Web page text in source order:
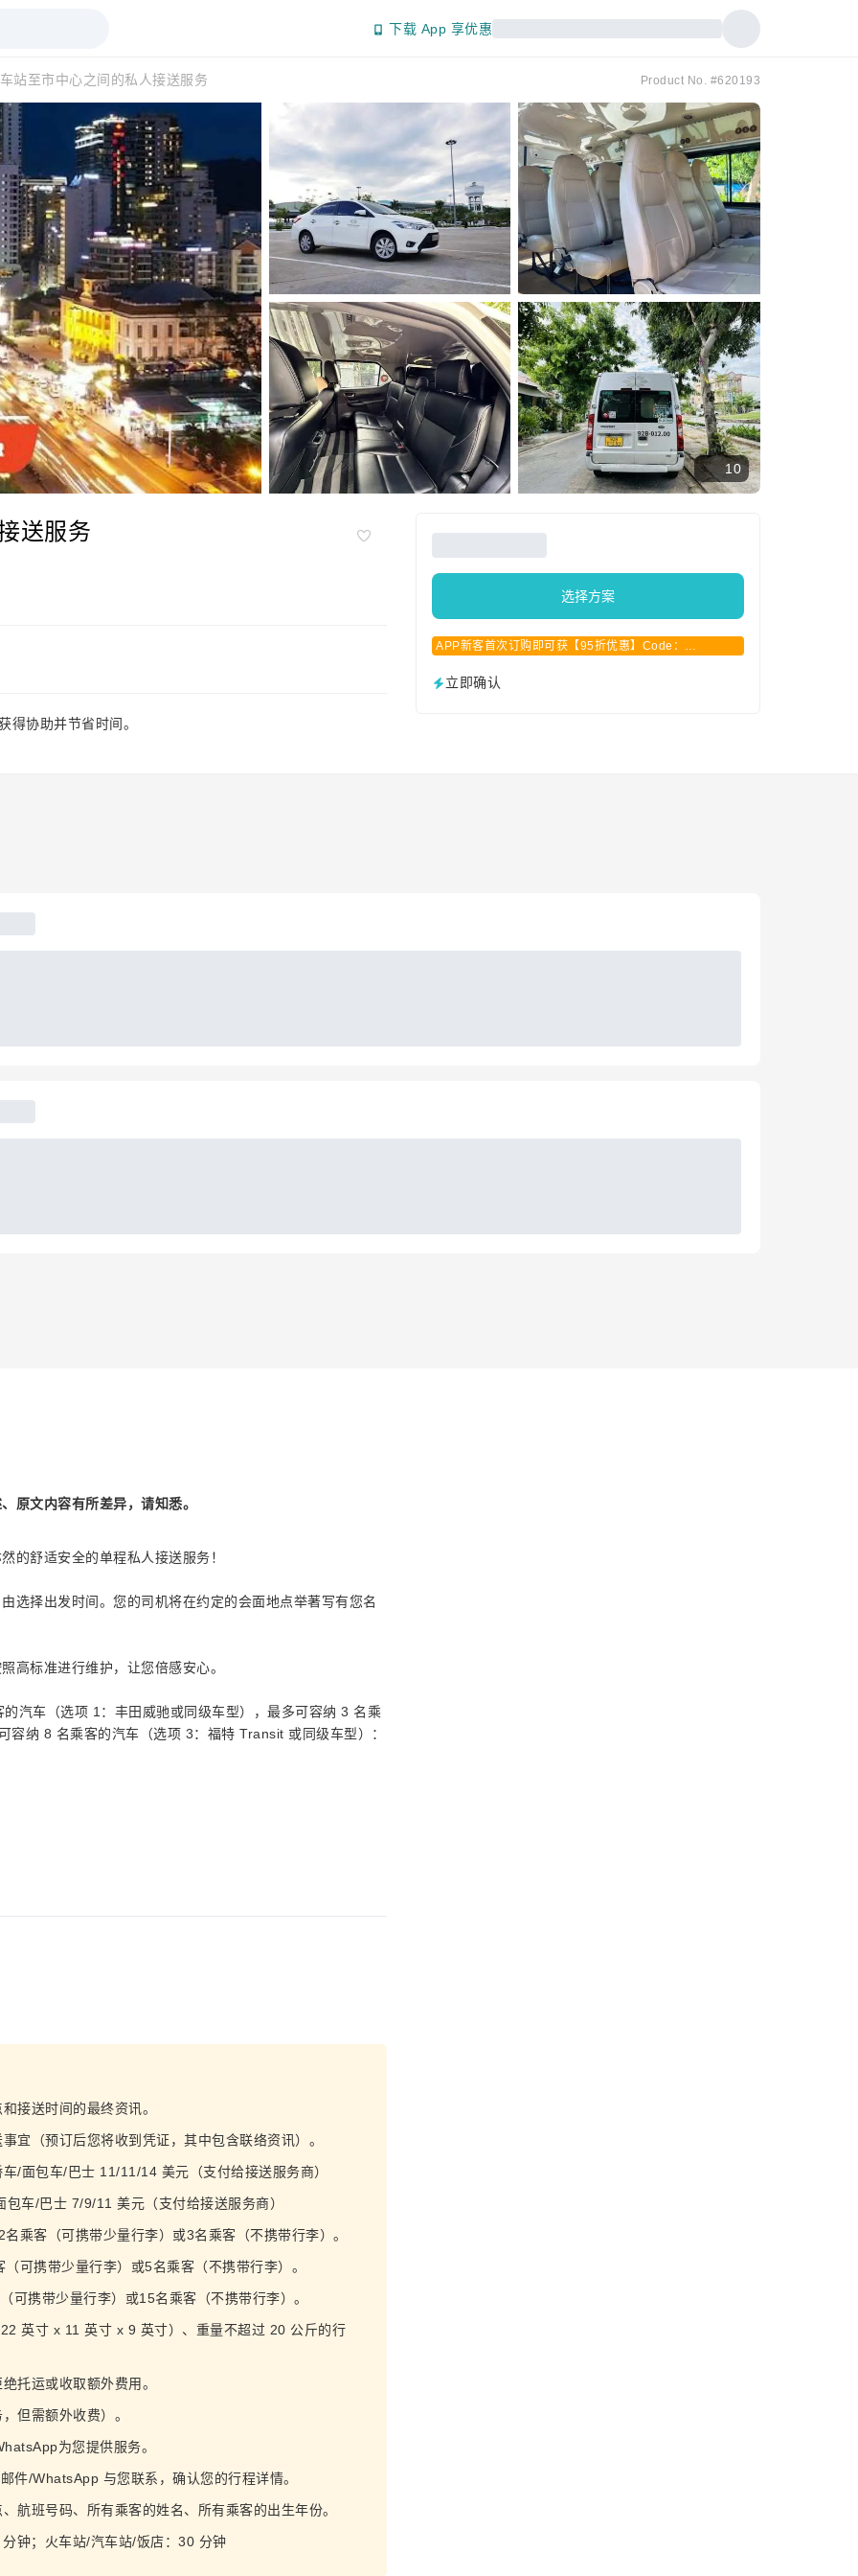
下载 App 享优惠
站至市中心之间的私人接送服务 Product No. #620193
10
送服务
得协助并节省时间。
选择方案
APP新客首次订购即可获【95折优惠】Code：
立即确认
原文内容有所差异，请知悉。
的舒适安全的单程私人接送服务！
选择出发时间。您的司机将在约定的会面地点举著写有您名
高标准进行维护，让您倍感安心。
汽车（选项 1：丰田威驰或同级车型），最多可容纳 3 名乘
纳 8 名乘客的汽车（选项 3：福特 Transit 或同级车型）：
接送时间的最终资讯。
宜（预订后您将收到凭证，其中包含联络资讯）。
/面包车/巴士 11/11/14 美元（支付给接送服务商）
车/巴士 7/9/11 美元（支付给接送服务商）
乘客（可携带少量行李）或3名乘客（不携带行李）。
可携带少量行李）或5名乘客（不携带行李）。
可携带少量行李）或15名乘客（不携带行李）。
英寸 x 11 英寸 x 9 英寸）、重量不超过 20 公斤的行
托运或收取额外费用。
但需额外收费）。
为您提供服务。
件/WhatsApp 与您联系，确认您的行程详情。
航班号码、所有乘客的姓名、所有乘客的出生年份。
钟；火车站/汽车站/饭店：30 分钟